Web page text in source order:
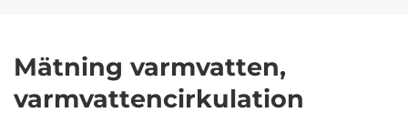
Mätning varmvatten,
varmvattencirkulation